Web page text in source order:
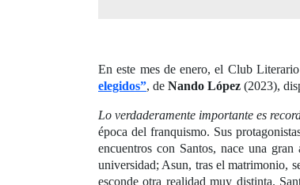
En este mes de enero, el Club
elegidos”, de Nando López (2023),
Lo verdaderamente importante es
época del franquismo. Sus
encuentros con Santos, nace una
universidad; Asun, tras el matrimonio,
esconde otra realidad muy distinta.